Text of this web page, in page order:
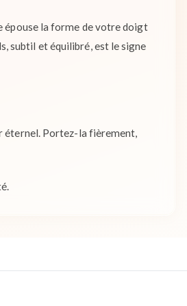
épouse la forme de votre doigt
subtil et équilibré, est le signe
éternel. Portez-la fièrement,